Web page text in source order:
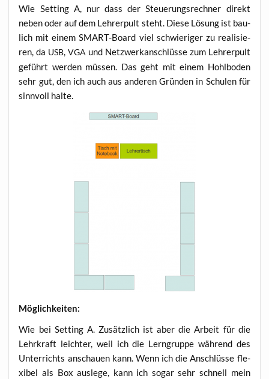
Wie Set­ting A, nur dass der Steue­rungs­rech­ner direkt
neben oder auf dem Leh­rer­pult steht. Die­se Lösung ist bau­
lich mit einem SMART-Board viel schwie­ri­ger zu rea­li­sie­
ren, da USB ,VGA und Netz­werk­an­schlüs­se zum Leh­rer­pult
geführt wer­den müs­sen. Das geht mit einem Hohl­bo­den
sehr gut, den ich auch aus ande­ren Grün­den in Schu­len für
sinn­voll halte.
Mög­lich­kei­ten:
Wie bei Set­ting A. Zusätz­lich ist aber die Arbeit für die
Lehr­kraft leich­ter, weil ich die Lern­grup­pe wäh­rend des
Unter­richts anschau­en kann. Wenn ich die Anschlüs­se fle­
xi­bel als Box aus­le­ge, kann ich sogar sehr schnell mein